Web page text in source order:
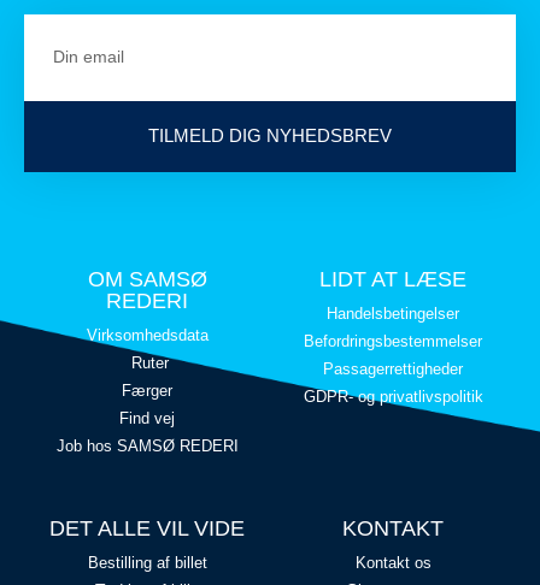
TILMELD DIG NYHEDSBREV
OM SAMSØ
REDERI
Virksomhedsdata
Ruter
Færger
Find vej
Job hos SAMSØ REDERI
LIDT AT LÆSE
Handelsbetingelser
Befordringsbestemmelser
Passagerrettigheder
GDPR- og privatlivspolitik
DET ALLE VIL VIDE
Bestilling af billet
KONTAKT
Kontakt os